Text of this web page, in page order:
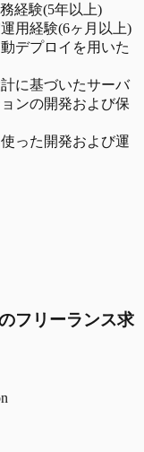
経験(5年以上)
用経験(6ヶ月以上)
デプロイを用いた
に基づいたサーバ
ンの開発および保
った開発および運
フリーランス求